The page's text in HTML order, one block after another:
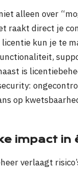
alleen over
raakt direct je
kun je te
is
op
impact in
verlaagt